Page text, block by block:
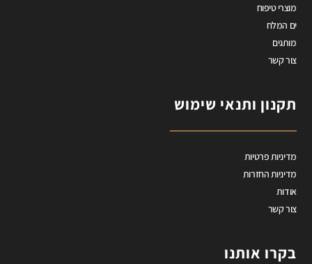
מוצרי טיפוח
ים המלח
מותגים
צור קשר
תקנון ותנאי שימוש
מדיניות פרטיות
מדיניות החזרות
אודות
צור קשר
בקרו אותנו